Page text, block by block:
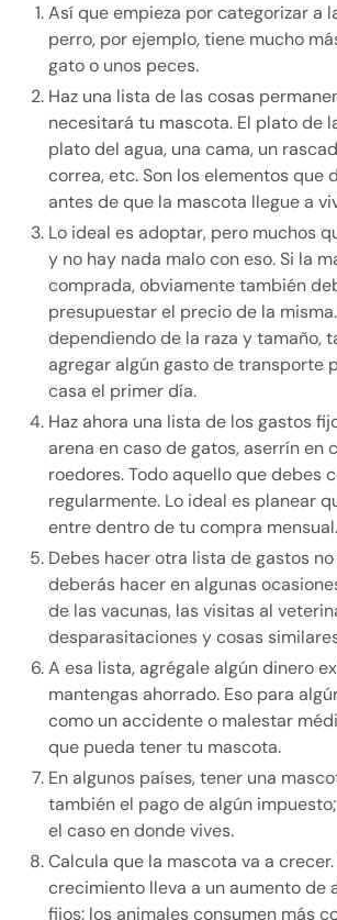
Así que empieza por categorizar a
perro, por ejemplo, tiene mucho
gato o unos peces.
Haz una lista de las cosas
necesitará tu mascota. El plato de
plato del agua, una cama, un
correa, etc. Son los elementos que
antes de que la mascota llegue a
Lo ideal es adoptar, pero muchos
y no hay nada malo con eso. Si la
comprada, obviamente también
presupuestar el precio de la
dependiendo de la raza y tamaño,
agregar algún gasto de transporte
casa el primer día.
Haz ahora una lista de los gastos
arena en caso de gatos, aserrín en
roedores. Todo aquello que debes
regularmente. Lo ideal es planear
entre dentro de tu compra mensual.
Debes hacer otra lista de gastos
deberás hacer en algunas
de las vacunas, las visitas al
desparasitaciones y cosas
A esa lista, agrégale algún dinero
mantengas ahorrado. Eso para
como un accidente o malestar
que pueda tener tu mascota.
En algunos países, tener una
también el pago de algún
el caso en donde vives.
Calcula que la mascota va a
crecimiento lleva a un aumento de
fijos: los animales consumen más